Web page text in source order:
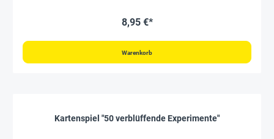
8,95 €*
Warenkorb
Kartenspiel "50 verblüffende Experimente"